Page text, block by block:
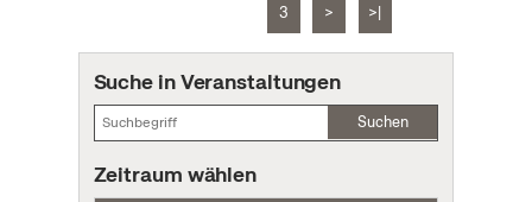
3 > >|
Suche in Veranstaltungen
Suchen
Zeitraum wählen